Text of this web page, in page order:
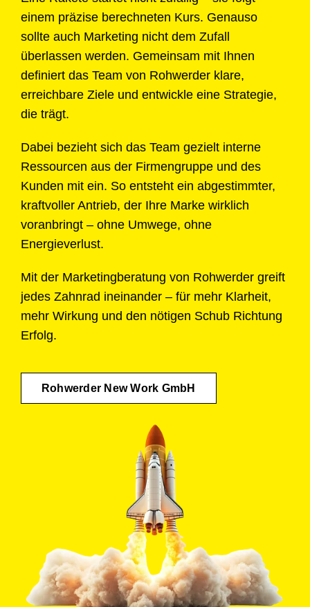
einem präzise berechneten Kurs. Genauso
sollte auch Marketing nicht dem Zufall
überlassen werden. Gemeinsam mit Ihnen
definiert das Team von Rohwerder klare,
erreichbare Ziele und entwickle eine Strategie,
die trägt.
Dabei bezieht sich das Team gezielt interne
Ressourcen aus der Firmengruppe und des
Kunden mit ein. So entsteht ein abgestimmter,
kraftvoller Antrieb, der Ihre Marke wirklich
voranbringt – ohne Umwege, ohne
Energieverlust.
Mit der Marketingberatung von Rohwerder greift
jedes Zahnrad ineinander – für mehr Klarheit,
mehr Wirkung und den nötigen Schub Richtung
Erfolg.
Rohwerder New Work GmbH